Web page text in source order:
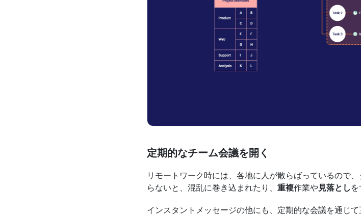
定期的なチーム会議を開く
リモートワーク時には、各地に人が散らばっているので
らないと、混乱に巻き込まれたり、 重複作業や見落とし
インスタントメッセージの他にも、定期的な会議を通じ